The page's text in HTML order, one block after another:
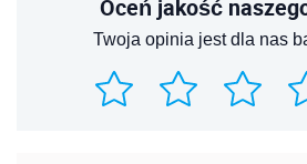
Oceń jakość
Twoja opinia jest dla nas